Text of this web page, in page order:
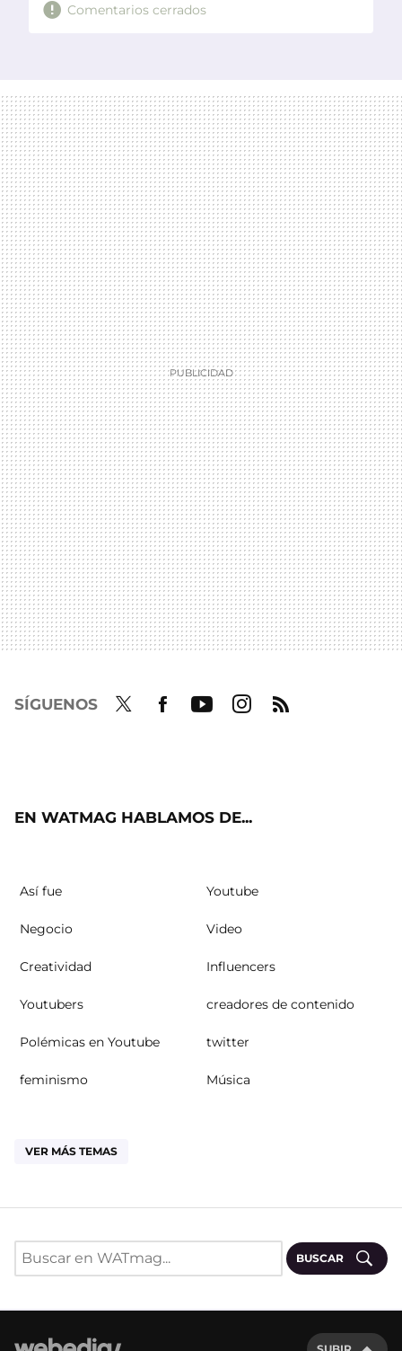
Comentarios cerrados
SÍGUENOS
EN WATMAG HABLAMOS DE...
Así fue Youtube
Negocio Video
Creatividad Influencers
Youtubers creadores de contenido
Polémicas en Youtube twitter
feminismo Música
VER MÁS TEMAS
BUSCAR